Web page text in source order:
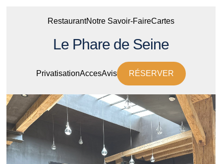
RestaurantNotre Savoir-FaireCartes
Le Phare de Seine
PrivatisationAccesAvis RÉSERVER